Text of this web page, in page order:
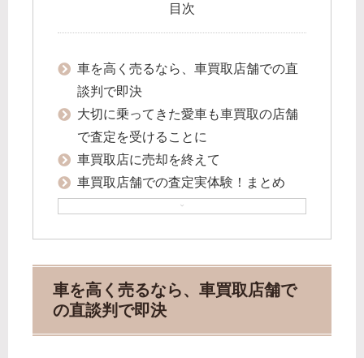
目次
車を高く売るなら、車買取店舗での直
談判で即決
大切に乗ってきた愛車も車買取の店舗
で査定を受けることに
車買取店に売却を終えて
車買取店舗での査定実体験！まとめ
車を高く売るなら、車買取店舗で
の直談判で即決